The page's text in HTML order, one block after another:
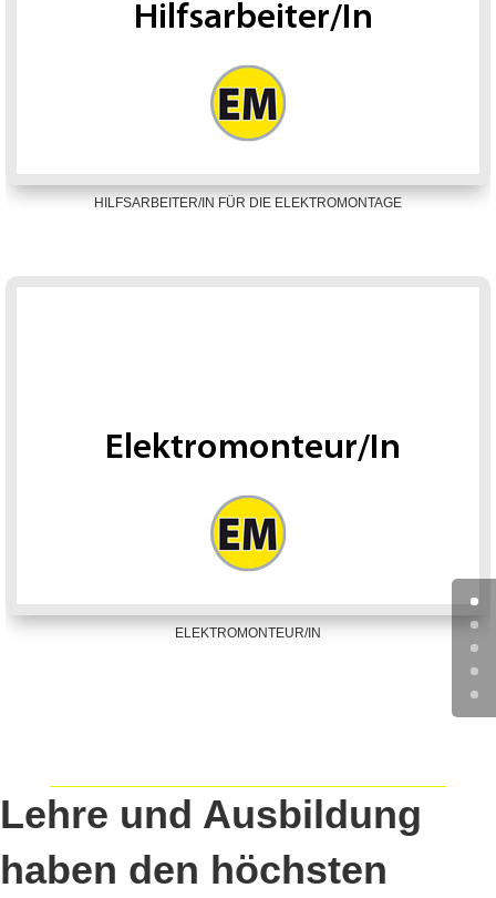
HILFSARBEITER/IN FÜR DIE ELEKTROMONTAGE
ELEKTROMONTEUR/IN
Lehre und Ausbildung
haben den höchsten